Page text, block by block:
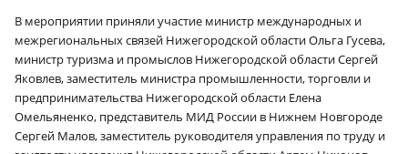
В мероприятии приняли участие министр международных и
межрегиональных связей Нижегородской области Ольга Гусева,
министр туризма и промыслов Нижегородской области Сергей
Яковлев, заместитель министра промышленности, торговли и
предпринимательства Нижегородской области Елена
Омельяненко, представитель МИД России в Нижнем Новгороде
Сергей Малов, заместитель руководителя управления по труду и